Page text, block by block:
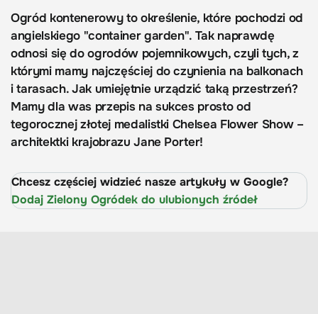
Ogród kontenerowy to określenie, które pochodzi od
angielskiego "container garden". Tak naprawdę
odnosi się do ogrodów pojemnikowych, czyli tych, z
którymi mamy najczęściej do czynienia na balkonach
i tarasach. Jak umiejętnie urządzić taką przestrzeń?
Mamy dla was przepis na sukces prosto od
tegorocznej złotej medalistki Chelsea Flower Show –
architektki krajobrazu Jane Porter!
Chcesz częściej widzieć nasze artykuły w Google?
Dodaj Zielony Ogródek do ulubionych źródeł